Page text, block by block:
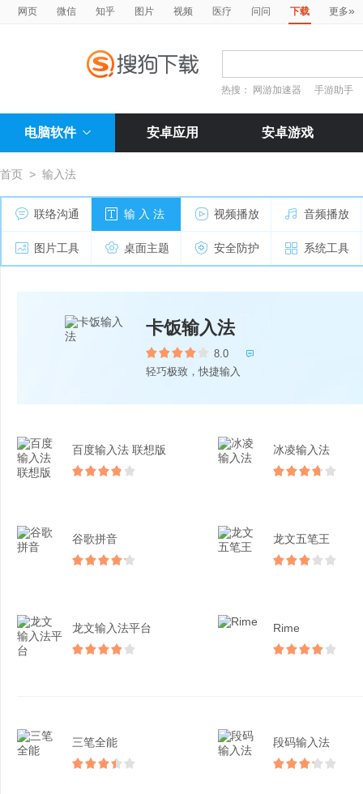
网页 微信 知乎 图片 视频 医疗 问问 下载 更多»
热搜： 网游加速器 手游助手
电脑软件 安卓应用 安卓游戏
首页 > 输入法
联络沟通 输 入 法 视频播放 音频播放
图片工具 桌面主题 安全防护 系统工具
卡饭输入法
8.0 
轻巧极致，快捷输入
百度输入法 联想版 冰凌输入法
谷歌拼音 龙文五笔王
龙文输入法平台 Rime
三笔全能 段码输入法